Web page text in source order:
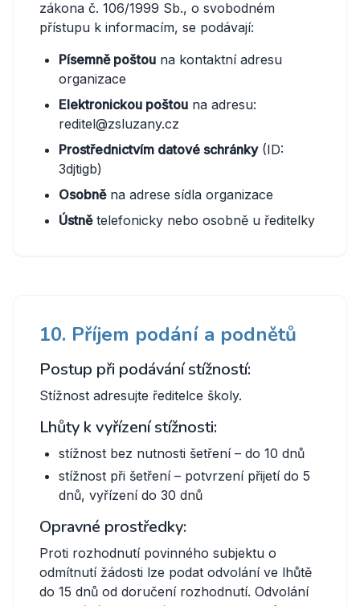
zákona č. 106/1999 Sb., o svobodném
přístupu k informacím, se podávají:
Písemně poštou na kontaktní adresu
organizace
Elektronickou poštou na adresu:
reditel@zsluzany.cz
Prostřednictvím datové schránky(ID:
3djtigb)
Osobněna adrese sídla organizace
Ústnětelefonicky nebo osobně u ředitelky
10. Příjem podání a podnětů
Postup při podávání stížností:
Stížnost adresujte ředitelce školy.
Lhůty k vyřízení stížnosti:
stížnost bez nutnosti šetření – do 10 dnů
stížnost při šetření – potvrzení přijetí do 5
dnů, vyřízení do 30 dnů
Opravné prostředky:
Proti rozhodnutí povinného subjektu o
odmítnutí žádosti lze podat odvolání ve lhůtě
do 15 dnů od doručení rozhodnutí. Odvolání